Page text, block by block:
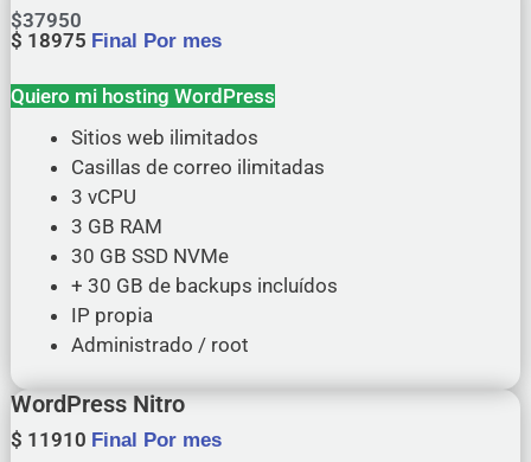
$37950
$ 18975 Final Por mes
Sitios web ilimitados
Casillas de correo ilimitadas
3 vCPU
3 GB RAM
30 GB SSD NVMe
+ 30 GB de backups incluídos
IP propia
Administrado / root
Quiero mi hosting WordPress
WordPress Nitro
$ 11910 Final Por mes